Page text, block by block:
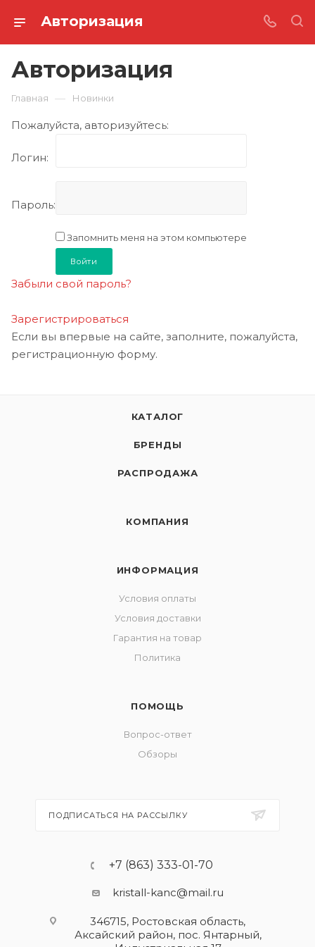
Авторизация
Авторизация
Главная — Новинки
Пожалуйста, авторизуйтесь:
Логин:
Пароль:
Запомнить меня на этом компьютере
Забыли свой пароль?
Зарегистрироваться
Если вы впервые на сайте, заполните, пожалуйста,
регистрационную форму.
КАТАЛОГ
БРЕНДЫ
РАСПРОДАЖА
КОМПАНИЯ
ИНФОРМАЦИЯ
Условия оплаты
Условия доставки
Гарантия на товар
Политика
ПОМОЩЬ
Вопрос-ответ
Обзоры
ПОДПИСАТЬСЯ НА РАССЫЛКУ
+7 (863) 333-01-70
kristall-kanc@mail.ru
346715, Ростовская область​,
Аксайский район, пос. Янтарный,